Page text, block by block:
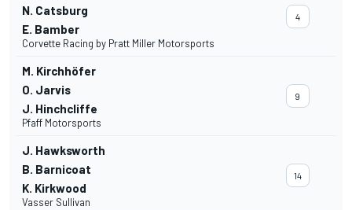
N. Catsburg
E. Bamber
Corvette Racing by Pratt Miller Motorsports
4
M. Kirchhöfer
O. Jarvis
J. Hinchcliffe
Pfaff Motorsports
9
J. Hawksworth
B. Barnicoat
K. Kirkwood
Vasser Sullivan
14